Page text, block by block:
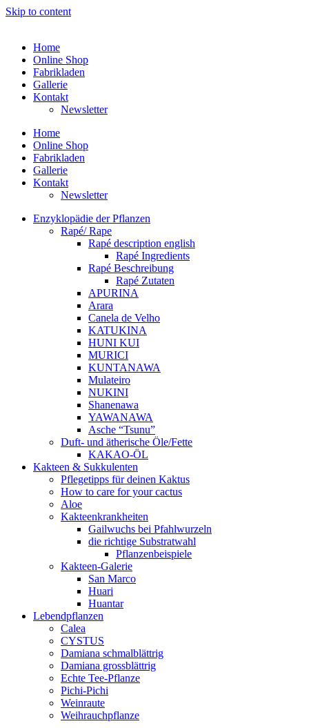
Skip to content
Home
Online Shop
Fabrikladen
Gallerie
Kontakt
Newsletter
Home
Online Shop
Fabrikladen
Gallerie
Kontakt
Newsletter
Enzyklopädie der Pflanzen
Rapé/ Rape
Rapé description english
Rapé Ingredients
Rapé Beschreibung
Rapé Zutaten
APURINA
Arara
Canela de Velho
KATUKINA
HUNI KUI
MURICI
KUNTANAWA
Mulateiro
NUKINI
Shanenawa
YAWANAWA
Asche “Tsunu”
Duft- und ätherische Öle/Fette
KAKAO-ÖL
Kakteen & Sukkulenten
Pflegetipps für deinen Kaktus
How to care for your cactus
Aloe
Kakteenkrankheiten
Gailwuchs bei Pfahlwurzeln
die richtige Substratwahl
Pflanzenbeispiele
Kakteen-Galerie
San Marco
Huari
Huantar
Lebendpflanzen
Calea
CYSTUS
Damiana schmalblättrig
Damiana grossblättrig
Echte Tee-Pflanze
Pichi-Pichi
Weinraute
Weihrauchpflanze